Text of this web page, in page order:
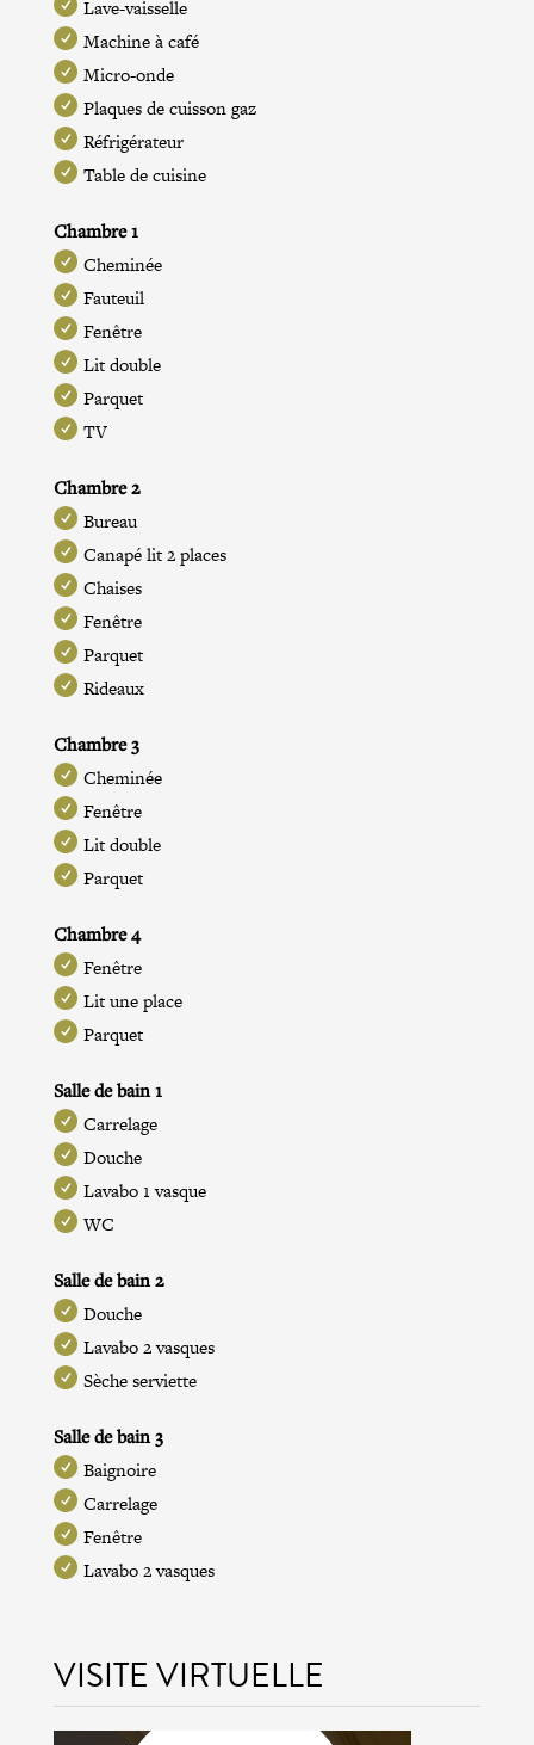
Lave-vaisselle
Machine à café
Micro-onde
Plaques de cuisson gaz
Réfrigérateur
Table de cuisine
Chambre 1
Cheminée
Fauteuil
Fenêtre
Lit double
Parquet
TV
Chambre 2
Bureau
Canapé lit 2 places
Chaises
Fenêtre
Parquet
Rideaux
Chambre 3
Cheminée
Fenêtre
Lit double
Parquet
Chambre 4
Fenêtre
Lit une place
Parquet
Salle de bain 1
Carrelage
Douche
Lavabo 1 vasque
WC
Salle de bain 2
Douche
Lavabo 2 vasques
Sèche serviette
Salle de bain 3
Baignoire
Carrelage
Fenêtre
Lavabo 2 vasques
VISITE VIRTUELLE